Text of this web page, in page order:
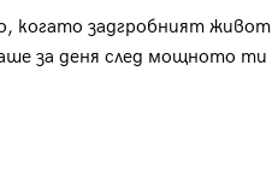
когато задгробният живот
за деня след мощното ти